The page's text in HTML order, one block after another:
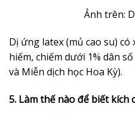
Ảnh trên:
Dị ứng latex (mủ cao su)
hiếm, chiếm dưới 1% dân
và Miễn dịch học Hoa Kỳ).
5. Làm thế nào để biết kích